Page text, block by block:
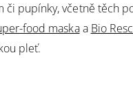
či pupínky, včetně těch
food maskaa Bio
pleť.